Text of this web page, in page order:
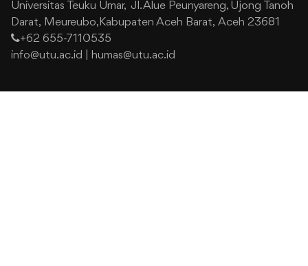
Universitas Teuku Umar, Jl. Alue Peunyareng, Ujong Tanoh
Darat, Meureubo,Kabupaten Aceh Barat, Aceh 23681
+62 655-7110535
info@utu.ac.id
humas@utu.ac.id